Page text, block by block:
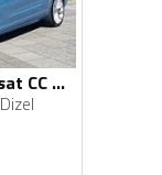
Volkswagen - Passat CC - 4 motion
Dizel